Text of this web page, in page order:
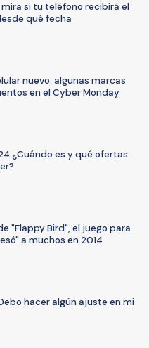
si tu teléfono recibirá el
qué fecha
nuevo: algunas marcas
en el Cyber Monday
¿Cuándo es y qué ofertas
"Flappy Bird", el juego para
a muchos en 2014
hacer algún ajuste en mi